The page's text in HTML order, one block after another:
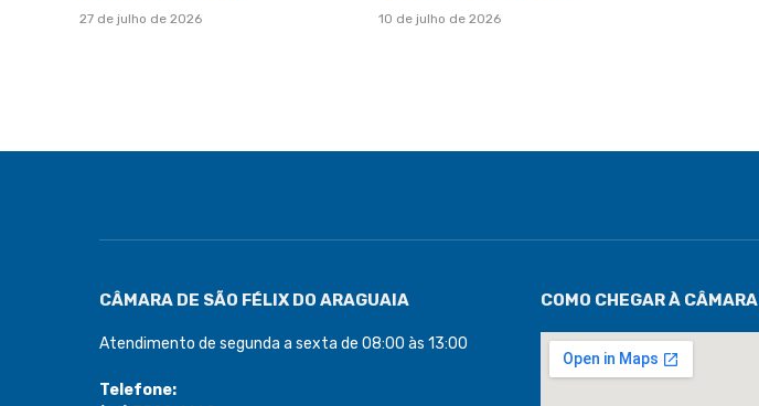
27 de julho de 2026 10 de julho de 2026
CÂMARA DE SÃO FÉLIX DO ARAGUAIA
Atendimento de segunda a sexta de 08:00 às 13:00
Telefone:
COMO CHEGAR À CÂMARA